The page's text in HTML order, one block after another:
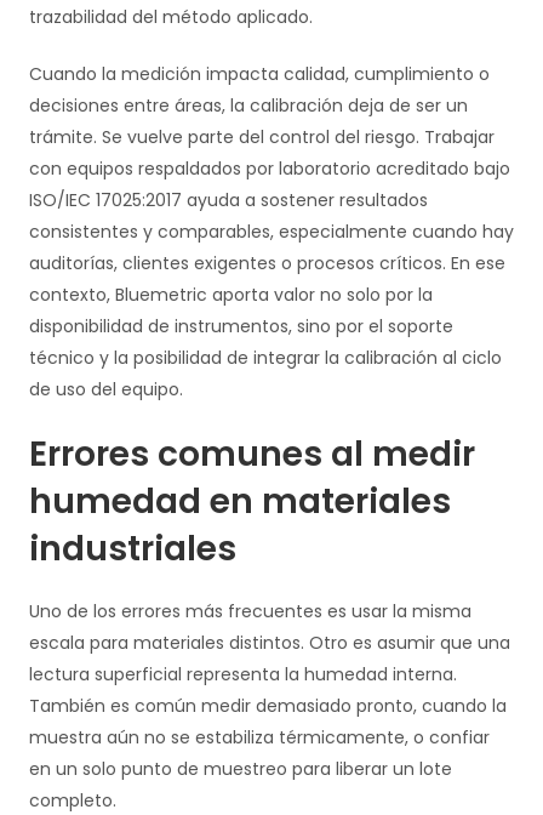
trazabilidad del método aplicado.
Cuando la medición impacta calidad, cumplimiento o
decisiones entre áreas, la calibración deja de ser un
trámite. Se vuelve parte del control del riesgo. Trabajar
con equipos respaldados por laboratorio acreditado bajo
ISO/IEC 17025:2017 ayuda a sostener resultados
consistentes y comparables, especialmente cuando hay
auditorías, clientes exigentes o procesos críticos. En ese
contexto, Bluemetric aporta valor no solo por la
disponibilidad de instrumentos, sino por el soporte
técnico y la posibilidad de integrar la calibración al ciclo
de uso del equipo.
Errores comunes al medir
humedad en materiales
industriales
Uno de los errores más frecuentes es usar la misma
escala para materiales distintos. Otro es asumir que una
lectura superficial representa la humedad interna.
También es común medir demasiado pronto, cuando la
muestra aún no se estabiliza térmicamente, o confiar
en un solo punto de muestreo para liberar un lote
completo.